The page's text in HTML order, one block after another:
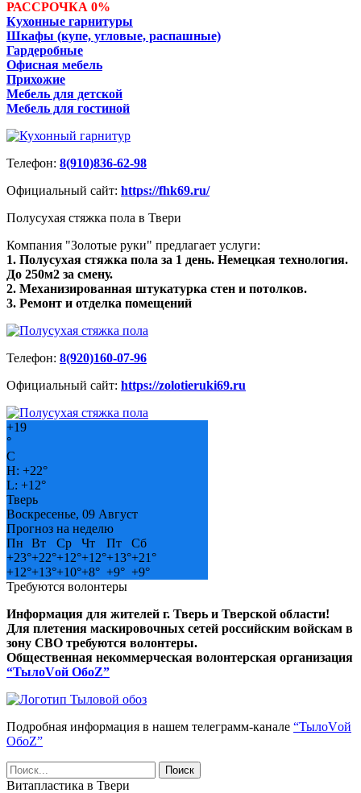
РАССРОЧКА 0%
Кухонные гарнитуры
Шкафы (купе, угловые, распашные)
Гардеробные
Офисная мебель
Прихожие
Мебель для детской
Мебель для гостиной
Телефон: 8(910)836-62-98
Официальный сайт: https://fhk69.ru/
Полусухая стяжка пола в Твери
Компания "Золотые руки" предлагает услуги:
1. Полусухая стяжка пола за 1 день. Немецкая технология.
До 250м2 за смену.
2. Механизированная штукатурка стен и потолков.
3. Ремонт и отделка помещений
Телефон: 8(920)160-07-96
Официальный сайт: https://zolotieruki69.ru
+19
°
C
H: +22°
L: +12°
Тверь
Воскресенье, 09 Август
Прогноз на неделю
Пн
Вт Ср Чт Пт
Сб
+23°+22°+12°+12°+13°+21°
+12°+13°+10°+8° +9° +9°
Требуются волонтеры
Информация для жителей г. Тверь и Тверской области!
Для плетения маскировочных сетей российским войскам в
зону СВО требуются волонтеры.
Общественная некоммерческая волонтерская организация
“ТылоVой ОбоZ”
Подробная информация в нашем телеграмм-канале “ТылоVой
ОбоZ”
Витапластика в Твери